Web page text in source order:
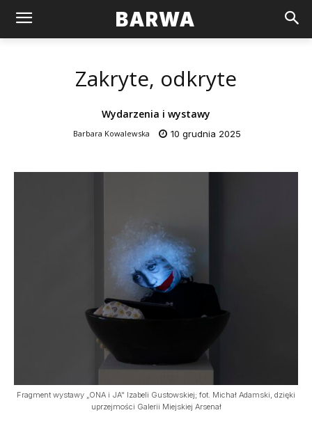
BARWA
Zakryte, odkryte
Wydarzenia i wystawy
Barbara Kowalewska 10 grudnia 2025
Fragment wystawy „ONA i JA" Izabeli Gustowskiej; fot. Michał Adamski, dzięki
uprzejmości Galerii Miejskiej Arsenał